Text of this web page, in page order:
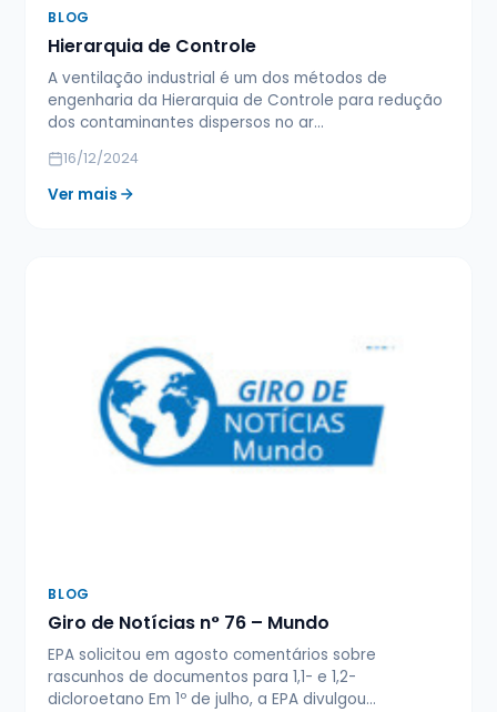
BLOG
Hierarquia de Controle
A ventilação industrial é um dos métodos de
engenharia da Hierarquia de Controle para redução
dos contaminantes dispersos no ar…
16/12/2024
Ver mais
BLOG
Giro de Notícias n° 76 – Mundo
EPA solicitou em agosto comentários sobre
rascunhos de documentos para 1,1- e 1,2-
dicloroetano Em 1º de julho, a EPA divulgou…